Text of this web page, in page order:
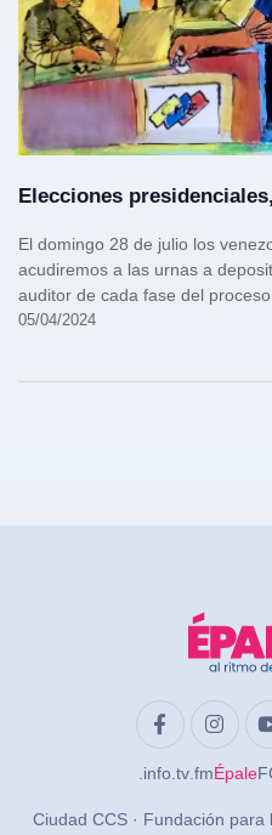
Elecciones
El domingo 28 de julio los
acudiremos a las urnas a
auditor de cada fase del
05/04/2024
.info .tv .fmÉpale
Ciudad CCS · Fundación para